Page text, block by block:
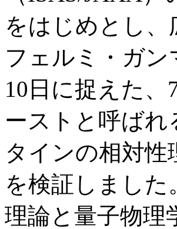
をはじめとし
フェルミ・ガン
10日に捉えた
ーストと呼ば
タインの相対
を検証しまし
理論と量子物理